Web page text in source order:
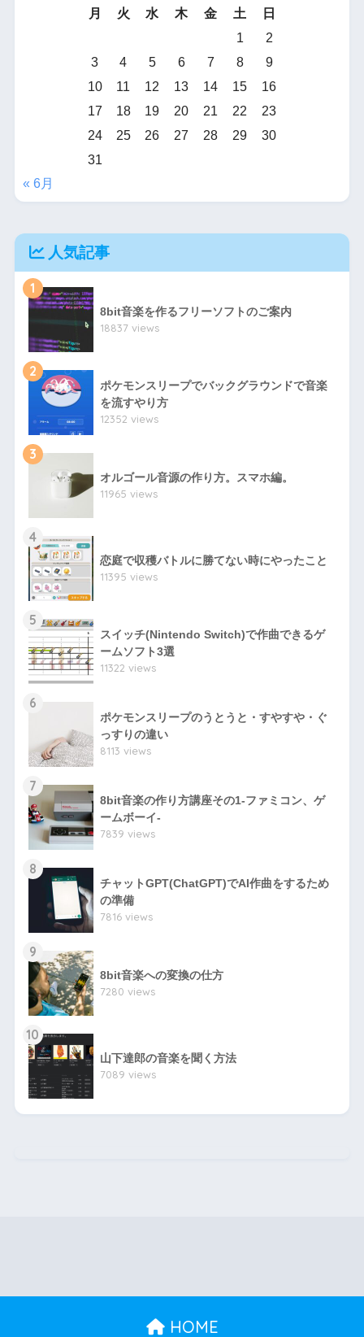
月
火 水 木 金 土
日
1
2
3
4 5 6 7 8
9
10
11 12 13 14 15
16
17
18 19 20 21 22
23
24
25 26 27 28 29
30
31
« 6月
人気記事
1
8bit音楽を作るフリーソフトのご案内
18837 views
2
ポケモンスリープでバックグラウンドで音楽
を流すやり方
12352 views
3
オルゴール音源の作り方。スマホ編。
11965 views
4
恋庭で収穫バトルに勝てない時にやったこと
11395 views
5
スイッチ(Nintendo Switch)で作曲できるゲ
ームソフト3選
11322 views
6
ポケモンスリープのうとうと・すやすや・ぐ
っすりの違い
8113 views
7
8bit音楽の作り方講座その1-ファミコン、ゲ
ームボーイ-
7839 views
8
チャットGPT(ChatGPT)でAI作曲をするため
の準備
7816 views
9
8bit音楽への変換の仕方
7280 views
10
山下達郎の音楽を聞く方法
7089 views
HOME